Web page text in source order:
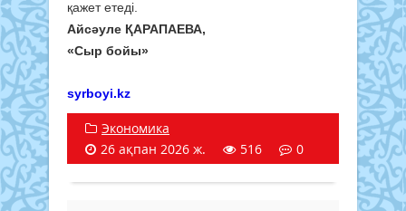
қажет етеді.
Айсәуле ҚАРАПАЕВА,
«Сыр бойы»
syrboyi.kz
Экономика
26 ақпан 2026 ж.
516 0